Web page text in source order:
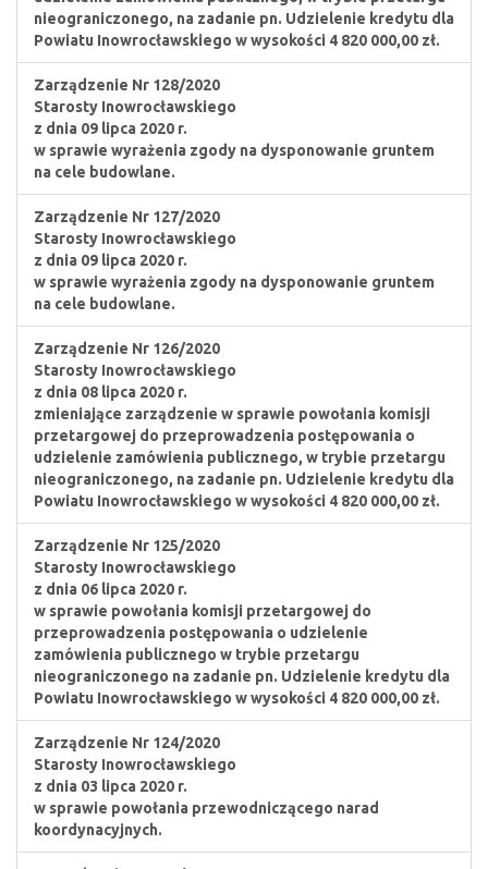
nieograniczonego, na zadanie pn. Udzielenie kredytu dla
Powiatu Inowrocławskiego w wysokości 4 820 000,00 zł.
Zarządzenie Nr 128/2020
Starosty Inowrocławskiego
z dnia 09 lipca 2020 r.
w sprawie wyrażenia zgody na dysponowanie gruntem
na cele budowlane.
Zarządzenie Nr 127/2020
Starosty Inowrocławskiego
z dnia 09 lipca 2020 r.
w sprawie wyrażenia zgody na dysponowanie gruntem
na cele budowlane.
Zarządzenie Nr 126/2020
Starosty Inowrocławskiego
z dnia 08 lipca 2020 r.
zmieniające zarządzenie w sprawie powołania komisji
przetargowej do przeprowadzenia postępowania o
udzielenie zamówienia publicznego, w trybie przetargu
nieograniczonego, na zadanie pn. Udzielenie kredytu dla
Powiatu Inowrocławskiego w wysokości 4 820 000,00 zł.
Zarządzenie Nr 125/2020
Starosty Inowrocławskiego
z dnia 06 lipca 2020 r.
w sprawie powołania komisji przetargowej do
przeprowadzenia postępowania o udzielenie
zamówienia publicznego w trybie przetargu
nieograniczonego na zadanie pn. Udzielenie kredytu dla
Powiatu Inowrocławskiego w wysokości 4 820 000,00 zł.
Zarządzenie Nr 124/2020
Starosty Inowrocławskiego
z dnia 03 lipca 2020 r.
w sprawie powołania przewodniczącego narad
koordynacyjnych.